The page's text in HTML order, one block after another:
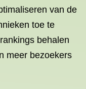
van de
toe te
behalen
meer bezoekers